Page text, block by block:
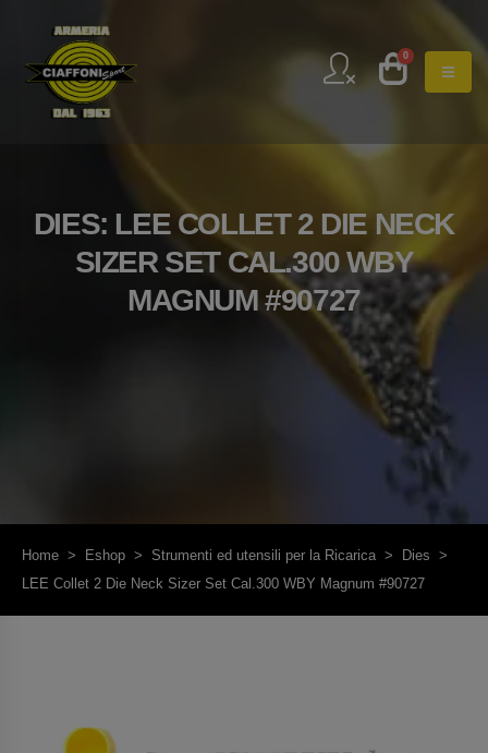
0
DIES: LEE COLLET 2 DIE NECK
SIZER SET CAL.300 WBY
MAGNUM #90727
Home > Eshop > Strumenti ed utensili per la Ricarica > Dies >
LEE Collet 2 Die Neck Sizer Set Cal.300 WBY Magnum #90727